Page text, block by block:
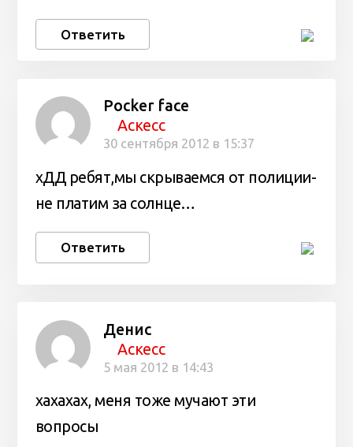
Ответить
Pocker face
Аскесс
30 сентября 2012 в 15:37
хДД ребят,мы скрываемся от полиции-
не платим за солнце…
Ответить
Денис
Аскесс
5 мая 2012 в 14:43
хахахах, меня тоже мучают эти
вопросы